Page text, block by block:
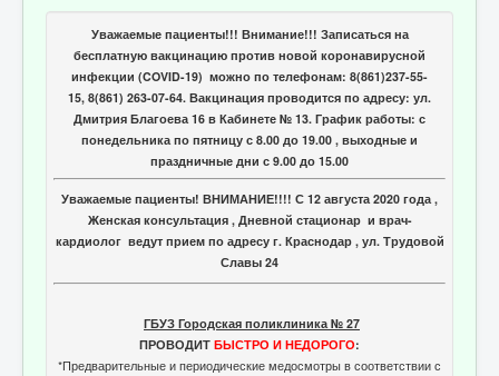
Уважаемые пациенты!!! Внимание!!! Записаться на
бесплатную вакцинацию против новой коронавирусной
инфекции (COVID-19) можно по телефонам: 8(861)237-55-
15, 8(861) 263-07-64. Вакцинация проводится по адресу: ул.
Дмитрия Благоева 16 в Кабинете № 13. График работы: с
понедельника по пятницу с 8.00 до 19.00 , выходные и
праздничные дни с 9.00 до 15.00
Уважаемые пациенты! ВНИМАНИЕ!!!! С 12 августа 2020 года ,
Женская консультация , Дневной стационар и врач-
кардиолог ведут прием по адресу г. Краснодар , ул. Трудовой
Славы 24
ГБУЗ Городская поликлиника № 27
ПРОВОДИТ БЫСТРО И НЕДОРОГО:
*Предварительные и периодические медосмотры в соответствии с